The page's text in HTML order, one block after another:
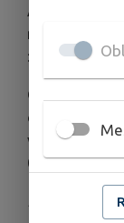
Au
mercredis et
:
Ou à la
du lundi au
vendredi de
Nombre de